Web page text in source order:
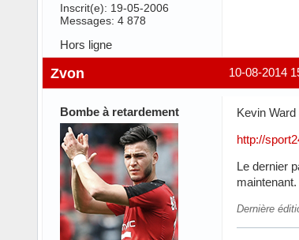
Inscrit(e): 19-05-2006
Messages: 4 878
Hors ligne
10-08-2014
Zvon
Bombe à retardement
Kevin
http://
Le dernier
maintenant.
Dernière